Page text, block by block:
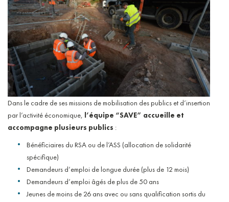
Dans le cadre de ses missions de mobilisation des publics et d’insertion
par l’activité économique, l’équipe “SAVE” accueille et
accompagne plusieurs publics :
Bénéficiaires du RSA ou de l’ASS (allocation de solidarité
spécifique)
Demandeurs d’emploi de longue durée (plus de 12 mois)
Demandeurs d’emploi âgés de plus de 50 ans
Jeunes de moins de 26 ans avec ou sans qualification sortis du